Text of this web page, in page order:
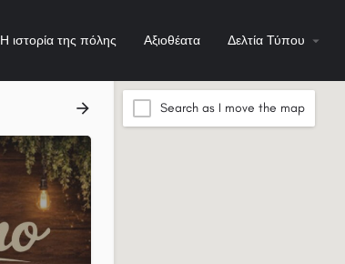
Η ιστορία της πόλης Αξιοθέατα Δελτία Τύπου
Search as I move the map